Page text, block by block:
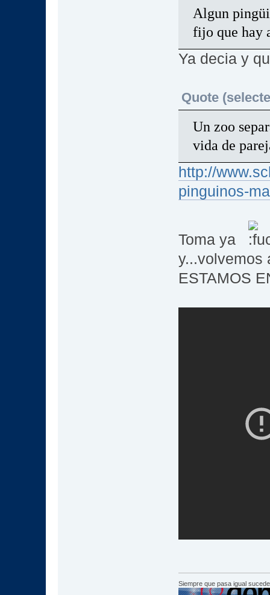
Algun
fijo que hay
Ya decia y
Quote
Un zoo
vida de
http://
pinguinos-
Toma ya
y...volvemos
ESTAMOS
Siempre que pasa igual